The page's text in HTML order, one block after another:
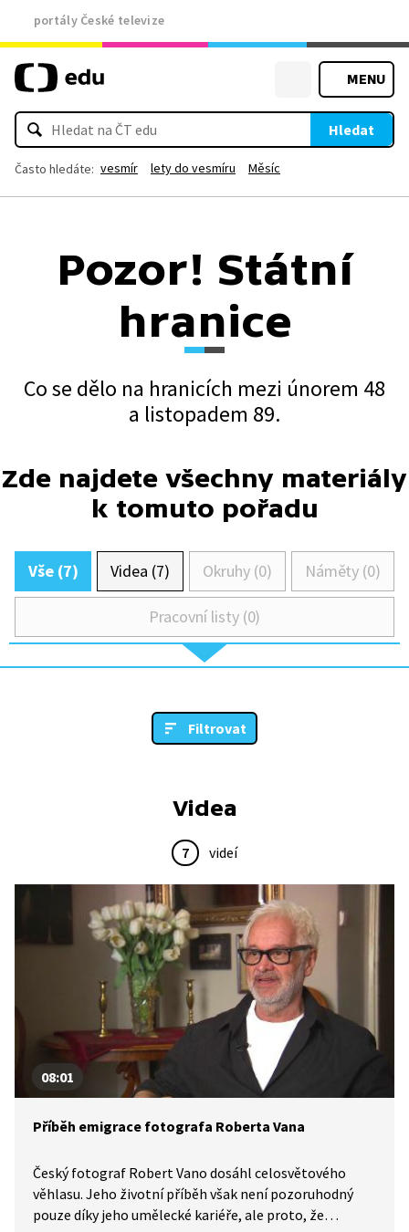
portály České televize
MENU
Hledat
Často hledáte: vesmír lety do vesmíru Měsíc
Pozor! Státní
hranice
Co se dělo na hranicích mezi únorem 48
a listopadem 89.
Zde najdete všechny materiály
k tomuto pořadu
Vše (7) Videa (7) Okruhy (0) Náměty (0)
Pracovní listy (0)
Filtrovat
Videa
7 videí
08:01
Příběh emigrace fotografa Roberta Vana
Český fotograf Robert Vano dosáhl celosvětového
věhlasu. Jeho životní příběh však není pozoruhodný
pouze díky jeho umělecké kariéře, ale proto, že